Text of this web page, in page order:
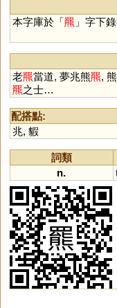
本字庫於「羆 」字下
老羆當道, 夢兆熊羆, 熊
羆之士…
配搭點:
兆, 貑
詞類
n.